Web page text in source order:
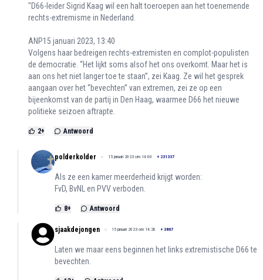
"D66-leider Sigrid Kaag wil een halt toeroepen aan het toenemende
rechts-extremisme in Nederland.
ANP15 januari 2023, 13:40
Volgens haar bedreigen rechts-extremisten en complot-populisten
de democratie. “Het lijkt soms alsof het ons overkomt. Maar het is
aan ons het niet langer toe te staan”, zei Kaag. Ze wil het gesprek
aangaan over het “bevechten” van extremen, zei ze op een
bijeenkomst van de partij in Den Haag, waarmee D66 het nieuwe
politieke seizoen aftrapte.
2+ Antwoord
polderkolder 15 januari 2023 om 14:00 + 231337
Als ze een kamer meerderheid krijgt worden:
FvD, BvNL en PVV verboden.
8+ Antwoord
sjaakdejongen 15 januari 2023 om 14:28 + 3867
Laten we maar eens beginnen het links extremistische D66 te
bevechten.